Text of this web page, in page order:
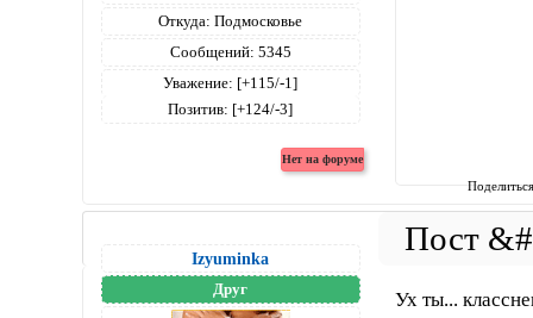
Откуда: Подмосковье
Сообщений: 5345
Уважение: [+115/-1]
Позитив: [+124/-3]
Izyuminka
Друг
Ух ты...